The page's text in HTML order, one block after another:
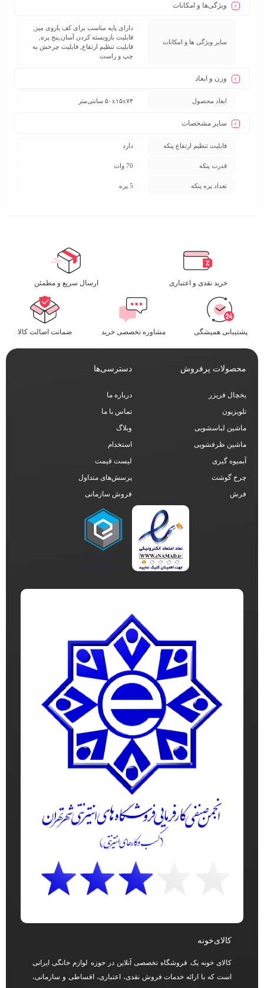
ویژگی‌ها و امکانات
سایر ویژگی ها و امکانات
دارای پایه مناسب برای کف یاروی میز,
قابلیت بازوبسته کردن آسان,پنج پره,
قابلیت تنظیم ارتفاع, قابلیت چرخش به
چپ و راست
وزن و ابعاد
ابعاد محصول ۵۰x۱۵x۷۴ سانتی‌متر
سایر مشخصات
قابلیت تنظیم ارتفاع پنکه دارد
قدرت پنکه 70 وات
تعداد پره پنکه 5 پره
خرید نقدی و اعتباری ارسال سریع و مطمئن​
پشتیبانی همیشگی مشاوره تخصصی خرید ضمانت اصالت کالا
محصولات پرفروش
یخچال فریزر
تلویزیون
ماشین لباسشویی
ماشین ظرفشویی
آبمیوه گیری
چرخ گوشت
فرش
دسترسی‌ها
درباره ما
تماس با ما
وبلاگ
استخدام
لیست قیمت
پرسش‌های متداول
فروش سازمانی
کالای‌خونه
کالای خونه یک فروشگاه تخصصی آنلاین در حوزه لوازم خانگی ایرانی
است که با ارائه خدمات فروش نقدی، اعتباری، اقساطی و سازمانی،